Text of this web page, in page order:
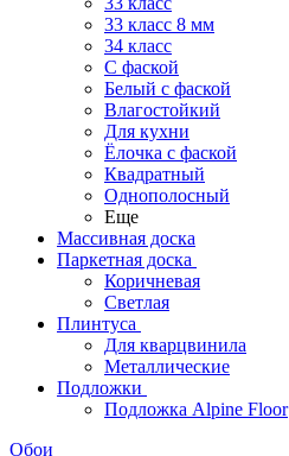
33 класс 8 мм
34 класс
C фаской
Белый с фаской
Влагостойкий
Для кухни
Ёлочка с фаской
Квадратный
Однополосный
Еще
Массивная доска
Паркетная доска
Коричневая
Светлая
Плинтуса
Для кварцвинила
Металлические
Подложки
Подложка Alpine Floor
Обои